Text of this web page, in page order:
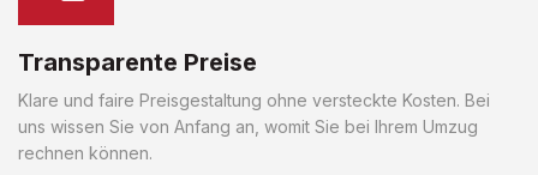
Transparente Preise
Klare und faire Preisgestaltung ohne versteckte Kosten. Bei
uns wissen Sie von Anfang an, womit Sie bei Ihrem Umzug
rechnen können.